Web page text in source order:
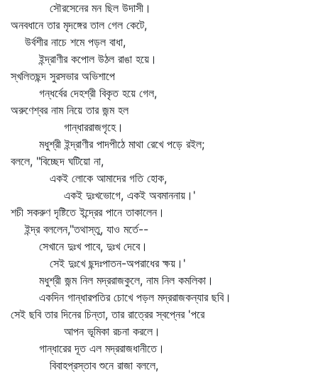
সৌরসেনের মন ছিল উদাসী।
অনবধানে তার মৃদঙ্গের তাল গেল কেটে,
উর্বশীর নাচে শমে পড়ল বাধা,
ইন্দ্রাণীর কপোল উঠল রাঙা হয়ে।
স্খলিতছন্দ সুরসভার অভিশাপে
গন্ধর্বের দেহশ্রী বিকৃত হয়ে গেল,
অরুণেশ্বর নাম নিয়ে তার জন্ম হল
গান্ধাররাজগৃহে।
মধুশ্রী ইন্দ্রাণীর পাদপীঠে মাথা রেখে পড়ে রইল;
বললে, "বিচ্ছেদ ঘটিয়ো না,
একই লোকে আমাদের গতি হোক,
একই দুঃখভোগে, একই অবমাননায়।'
শচী সকরুণ দৃষ্টিতে ইন্দ্রের পানে তাকালেন।
ইন্দ্র বললেন,"তথাস্তু, যাও মর্তে--
সেখানে দুঃখ পাবে, দুঃখ দেবে।
সেই দুঃখে ছন্দঃপাতন-অপরাধের ক্ষয়।'
মধুশ্রী জন্ম নিল মদ্ররাজকুলে, নাম নিল কমলিকা।
একদিন গান্ধারপতির চোখে পড়ল মদ্ররাজকন্যার ছবি।
সেই ছবি তার দিনের চিন্তা, তার রাত্রের স্বপ্নের 'পরে
আপন ভূমিকা রচনা করলে।
গান্ধারের দূত এল মদ্ররাজধানীতে।
বিবাহপ্রস্তাব শুনে রাজা বললে,